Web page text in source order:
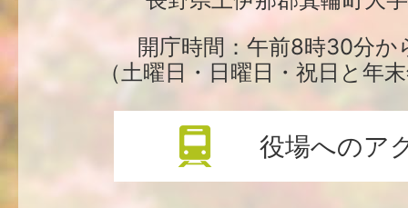
場
開庁時間：午前8時30分か
（土曜日・日曜日・祝日と年
役場へのア